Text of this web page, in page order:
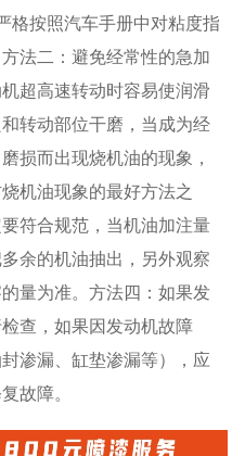
格按照汽车手册中对粘度指
法二：避免经常性的急加
超高速转动时容易使润滑
转动部位干磨，当成为经
损而出现烧机油的现象，
机油现象的最好方法之
符合规范，当机油加注量
余的机油抽出，另外观察
量为准。方法四：如果发
查，如果因发动机故障
渗漏、缸垫渗漏等），应
故障。